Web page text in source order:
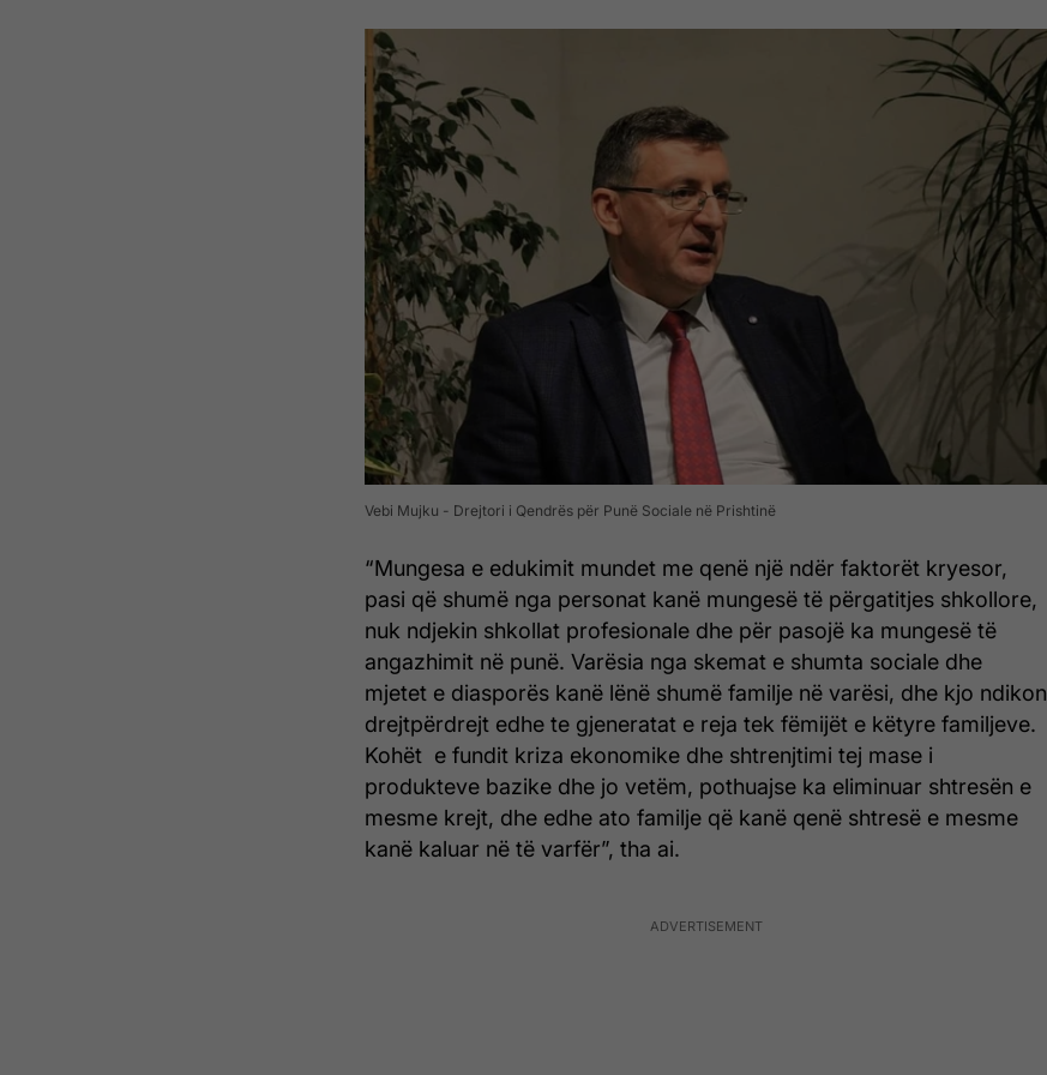
Vebi Mujku - Drejtori i Qendrës për Punë Sociale në Prishtinë
“Mungesa e edukimit mundet me qenë një ndër faktorët kryesor,
pasi që shumë nga personat kanë mungesë të përgatitjes shkollore,
nuk ndjekin shkollat profesionale dhe për pasojë ka mungesë të
angazhimit në punë. Varësia nga skemat e shumta sociale dhe
mjetet e diasporës kanë lënë shumë familje në varësi, dhe kjo ndikon
drejtpërdrejt edhe te gjeneratat e reja tek fëmijët e këtyre familjeve.
Kohët e fundit kriza ekonomike dhe shtrenjtimi tej mase i
produkteve bazike dhe jo vetëm, pothuajse ka eliminuar shtresën e
mesme krejt, dhe edhe ato familje që kanë qenë shtresë e mesme
kanë kaluar në të varfër”, tha ai.